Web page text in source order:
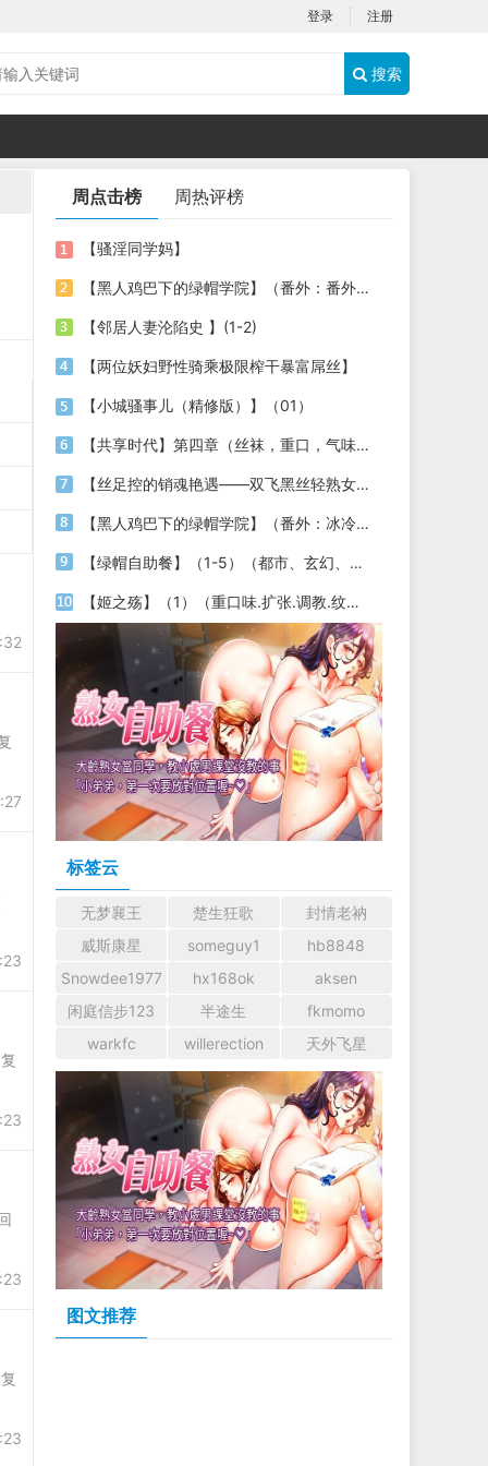
登录 注册
搜索
周点击榜 周热评榜
【骚淫同学妈】
【黑人鸡巴下的绿帽学院】（番外：番外：俱乐部的运动大会）（授权代发）
【邻居人妻沦陷史 】(1-2)
【两位妖妇野性骑乘极限榨干暴富屌丝】
【小城骚事儿（精修版）】（01）
【共享时代】第四章（丝袜，重口，气味，催眠，乱伦）
【丝足控的销魂艳遇——双飞黑丝轻熟女】【买原味丝袜的艳遇 续篇】（丝足大作 附图） ...
【黑人鸡巴下的绿帽学院】（番外：冰冷警花的坚守）（授权代发）
【绿帽自助餐】（1-5）（都市、玄幻、绿帽）
【姬之殇】（1）（重口味.扩张.调教.纹身.内附图片）
标签云
无梦襄王 楚生狂歌
封情老衲
威斯康星
someguy1
hb8848
Snowdee1977
hx168ok
aksen
闲庭信步123
半途生
fkmomo
warkfc
willerection 天外飞星
图文推荐